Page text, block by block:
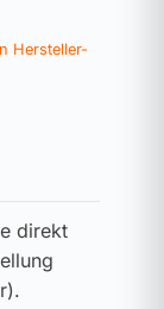
Hersteller-
direkt